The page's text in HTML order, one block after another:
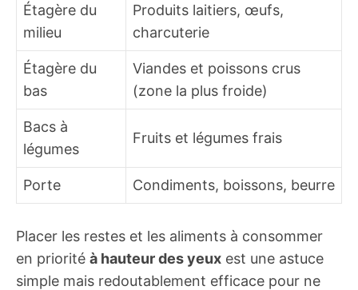
Étagère du
milieu
Produits laitiers, œufs,
charcuterie
Étagère du
bas
Viandes et poissons crus
(zone la plus froide)
Bacs à
légumes
Fruits et légumes frais
Porte Condiments, boissons, beurre
Placer les restes et les aliments à consommer
en priorité à hauteur des yeux est une astuce
simple mais redoutablement efficace pour ne